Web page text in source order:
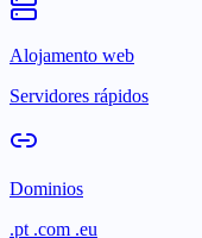
Alojamento web
Servidores rápidos
Dominios
.pt .com .eu